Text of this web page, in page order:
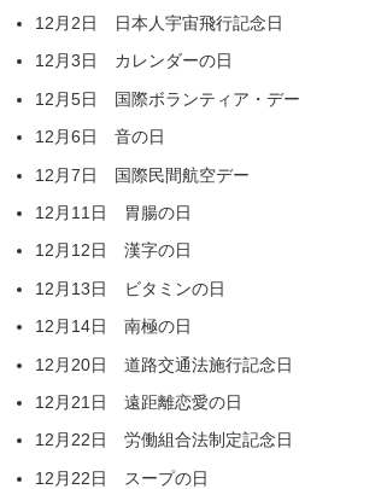
12月2日 日本人宇宙飛行記念日
12月3日 カレンダーの日
12月5日 国際ボランティア・デー
12月6日 音の日
12月7日 国際民間航空デー
12月11日 胃腸の日
12月12日 漢字の日
12月13日 ビタミンの日
12月14日 南極の日
12月20日 道路交通法施行記念日
12月21日 遠距離恋愛の日
12月22日 労働組合法制定記念日
12月22日 スープの日